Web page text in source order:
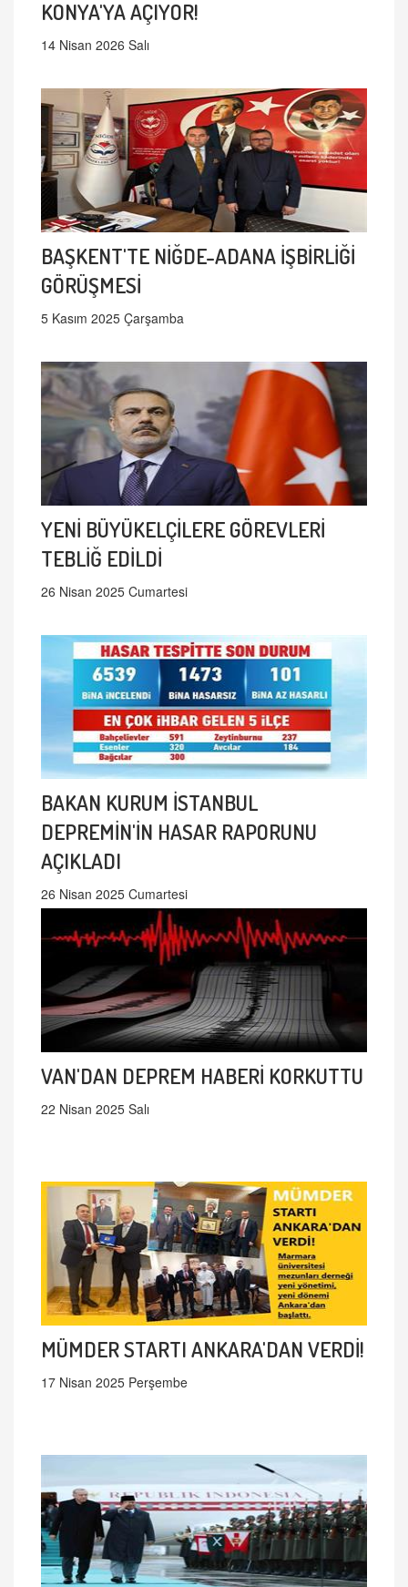
KONYA'YA AÇIYOR!
14 Nisan 2026 Salı
BAŞKENT'TE NİĞDE-ADANA İŞBİRLİĞİ
GÖRÜŞMESİ
5 Kasım 2025 Çarşamba
YENİ BÜYÜKELÇİLERE GÖREVLERİ
TEBLİĞ EDİLDİ
26 Nisan 2025 Cumartesi
BAKAN KURUM İSTANBUL
DEPREMİN'İN HASAR RAPORUNU
AÇIKLADI
26 Nisan 2025 Cumartesi
VAN'DAN DEPREM HABERİ KORKUTTU
22 Nisan 2025 Salı
MÜMDER STARTI ANKARA'DAN VERDİ!
17 Nisan 2025 Perşembe